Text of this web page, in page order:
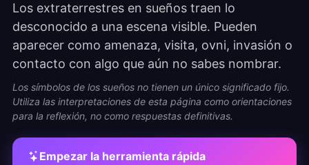
Los extraterrestres en sueños traen lo
desconocido a una escena visible. Pueden
aparecer como amenaza, visita, ovni, invasión o
contacto con algo que aún no sabes nombrar.
Los símbolos de los sueños no tienen un único significado fijo.
Utiliza las interpretaciones de esta página como orientaciones
para la reflexión, no como respuestas definitivas.
Empezar la herramienta rápida